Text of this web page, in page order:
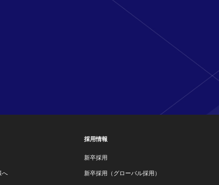
へ
採用情報
新卒採用
新卒採用（グローバル採用）